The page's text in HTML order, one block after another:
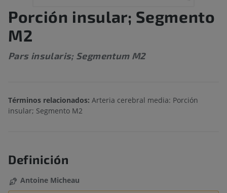
Porción insular; Segmento
M2
Pars insularis; Segmentum M2
Términos relacionados: Arteria cerebral media: Porción
insular; Segmento M2
Definición
Antoine Micheau